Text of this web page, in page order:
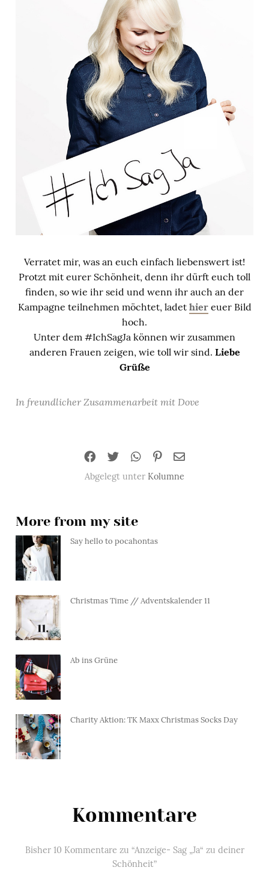
Verratet mir, was an euch einfach liebenswert ist!
Protzt mit eurer Schönheit, denn ihr dürft euch toll
finden, so wie ihr seid und wenn ihr auch an der
Kampagne teilnehmen möchtet, ladet hier euer Bild
hoch.
Unter dem #IchSagJa können wir zusammen
anderen Frauen zeigen, wie toll wir sind. Liebe
Grüße
In freundlicher Zusammenarbeit mit Dove
Abgelegt unter Kolumne
More from my site
Say hello to pocahontas
Christmas Time // Adventskalender 11
Ab ins Grüne
Charity Aktion: TK Maxx Christmas Socks Day
Kommentare
Bisher 10 Kommentare zu “Anzeige- Sag „Ja“ zu deiner
Schönheit”